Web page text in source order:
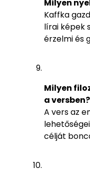
Milyen
Kaffka
lírai képek
érzelmi és
Milyen
a versben?
A vers az
célját